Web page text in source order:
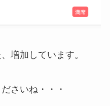
増加しています。
さいね・・・